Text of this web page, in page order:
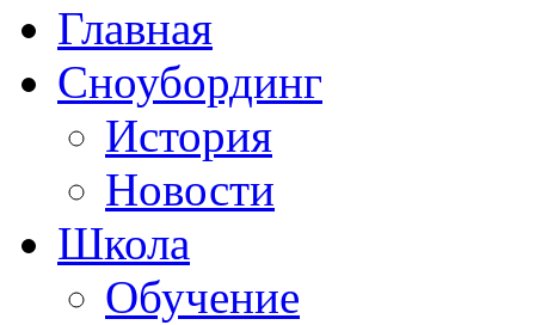
Главная
Сноубординг
История
Новости
Школа
Обучение